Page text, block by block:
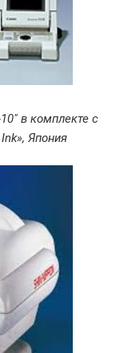
в комплекте с
Япония